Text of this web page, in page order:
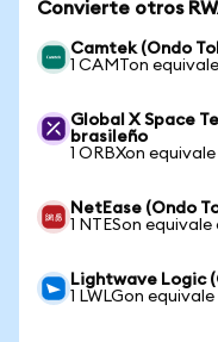
Convierte otros
Camtek (Ondo
1 CAMTon
Global X Space
brasileño
1 ORBXon
NetEase (Ondo
1 NTESon
Lightwave Logic
1 LWLGon